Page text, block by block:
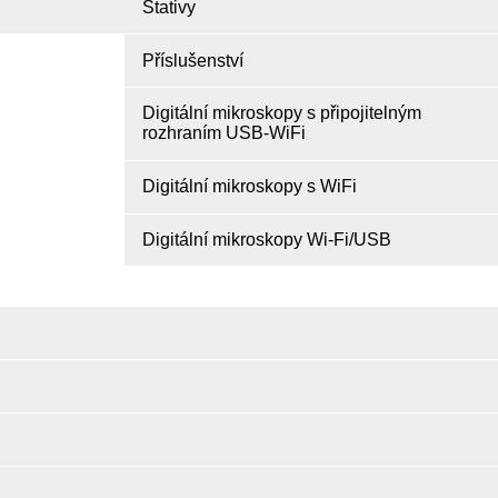
Stativy
Příslušenství
Digitální mikroskopy s připojitelným
rozhraním USB-WiFi
Digitální mikroskopy s WiFi
Digitální mikroskopy Wi-Fi/USB